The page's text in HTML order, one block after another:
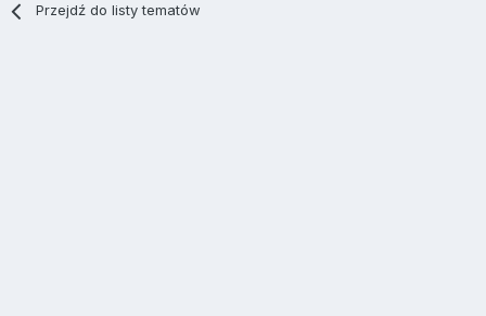
Przejdź do listy tematów